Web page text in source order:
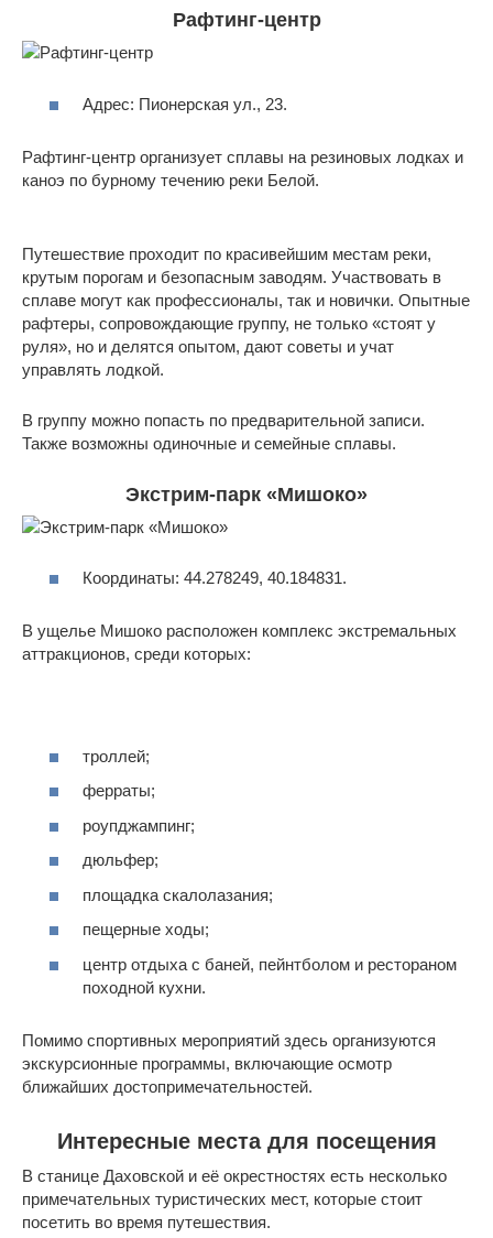
Рафтинг-центр
Адрес: Пионерская ул., 23.
Рафтинг-центр организует сплавы на резиновых лодках и
каноэ по бурному течению реки Белой.
Путешествие проходит по красивейшим местам реки,
крутым порогам и безопасным заводям. Участвовать в
сплаве могут как профессионалы, так и новички. Опытные
рафтеры, сопровождающие группу, не только «стоят у
руля», но и делятся опытом, дают советы и учат
управлять лодкой.
В группу можно попасть по предварительной записи.
Также возможны одиночные и семейные сплавы.
Экстрим-парк «Мишоко»
Координаты: 44.278249, 40.184831.
В ущелье Мишоко расположен комплекс экстремальных
аттракционов, среди которых:
троллей;
ферраты;
роупджампинг;
дюльфер;
площадка скалолазания;
пещерные ходы;
центр отдыха с баней, пейнтболом и рестораном
походной кухни.
Помимо спортивных мероприятий здесь организуются
экскурсионные программы, включающие осмотр
ближайших достопримечательностей.
Интересные места для посещения
В станице Даховской и её окрестностях есть несколько
примечательных туристических мест, которые стоит
посетить во время путешествия.